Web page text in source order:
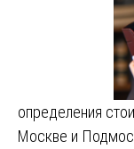
определения
Москве и